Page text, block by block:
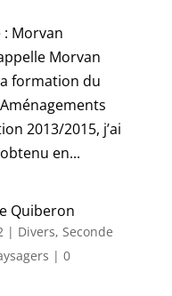
: Morvan
Morvan
formation du
2013/2015, j’ai
en...
Quiberon
| Divers, Seconde
| 0